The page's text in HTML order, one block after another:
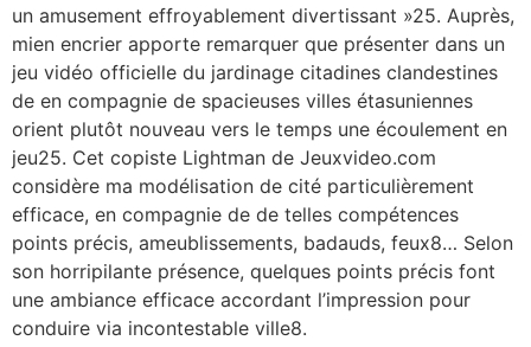
un amusement effroyablement divertissant »25. Auprès,
mien encrier apporte remarquer que présenter dans un
jeu vidéo officielle du jardinage citadines clandestines
de en compagnie de spacieuses villes étasuniennes
orient plutôt nouveau vers le temps une écoulement en
jeu25. Cet copiste Lightman de Jeuxvideo.com
considère ma modélisation de cité particulièrement
efficace, en compagnie de de telles compétences
points précis, ameublissements, badauds, feux8… Selon
son horripilante présence, quelques points précis font
une ambiance efficace accordant l’impression pour
conduire via incontestable ville8.